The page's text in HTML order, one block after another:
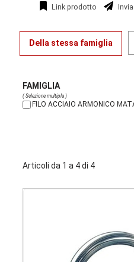
Link prodotto
Della stessa famiglia
FAMIGLIA
( Selezione multipla )
FILO ACCIAIO ARMONICO
Articoli da 1 a 4 di 4